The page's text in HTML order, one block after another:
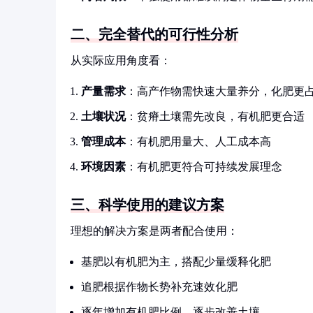
二、完全替代的可行性分析
从实际应用角度看：
产量需求 ：高产作物需快速大量养分，化肥更
土壤状况：贫瘠土壤需先改良，有机肥更合适
管理成本：有机肥用量大、人工成本高
环境因素 ：有机肥更符合可持续发展理念
三、科学使用的建议方案
理想的解决方案是两者配合使用：
基肥以有机肥为主，搭配少量缓释化肥
追肥根据作物长势补充速效化肥